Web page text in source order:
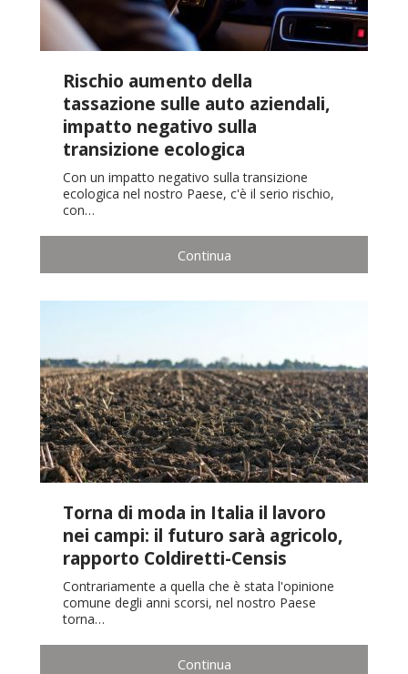
Rischio aumento della
tassazione sulle auto aziendali,
impatto negativo sulla
transizione ecologica
Con un impatto negativo sulla transizione
ecologica nel nostro Paese, c'è il serio rischio,
con…
Continua
Torna di moda in Italia il lavoro
nei campi: il futuro sarà agricolo,
rapporto Coldiretti-Censis
Contrariamente a quella che è stata l'opinione
comune degli anni scorsi, nel nostro Paese
torna…
Continua